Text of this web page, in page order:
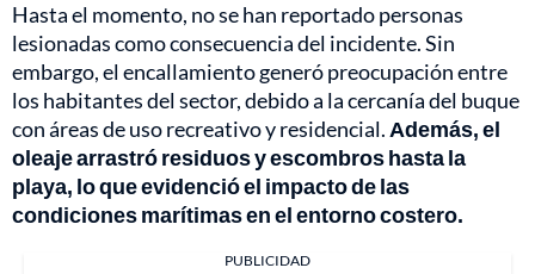
Hasta el momento, no se han reportado personas
lesionadas como consecuencia del incidente. Sin
embargo, el encallamiento generó preocupación entre
los habitantes del sector, debido a la cercanía del buque
con áreas de uso recreativo y residencial. Además, el
oleaje arrastró residuos y escombros hasta la
playa, lo que evidenció el impacto de las
condiciones marítimas en el entorno costero.
PUBLICIDAD